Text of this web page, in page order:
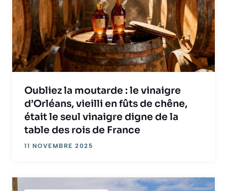
Oubliez la moutarde : le vinaigre
d’Orléans, vieilli en fûts de chêne,
était le seul vinaigre digne de la
table des rois de France
11 NOVEMBRE 2025